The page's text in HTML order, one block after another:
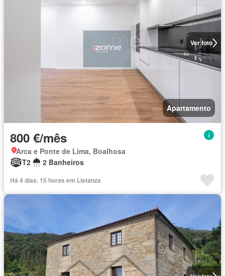
Ver foto
Apartamento
800 €/mês
Arca e Ponte de Lima, Boalhosa
T2
2 Banheiros
Há 4 dias, 15 horas em Listanza